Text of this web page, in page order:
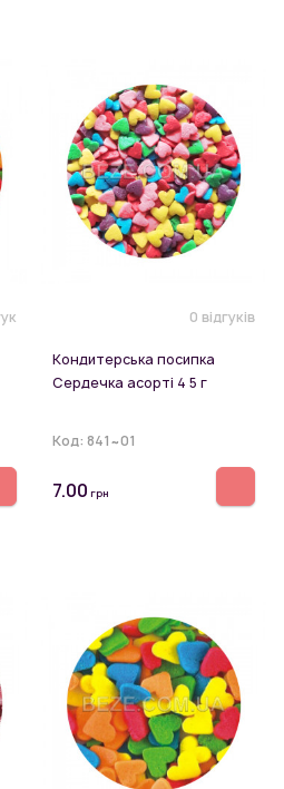
0 відгуків
Кондитерська посипка
Сердечка асорті 4 5 г
Код: 841~01
7.00 грн